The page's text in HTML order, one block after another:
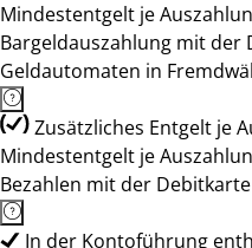
Mindestentgelt je
Bargeldauszahlung mit der
Geldautomaten in
Zusätzliches Entgelt je
Mindestentgelt je
Bezahlen mit der
In der Kontoführung